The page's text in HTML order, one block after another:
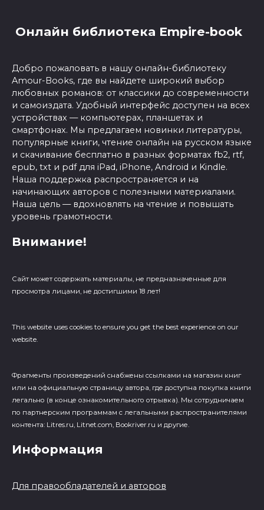
Онлайн библиотека Empire-book
Добро пожаловать в нашу онлайн-библиотеку
Amour-Books, где вы найдете широкий выбор
любовных романов: от классики до современности
и самоиздата. Удобный интерфейс доступен на всех
устройствах — компьютерах, планшетах и
смартфонах. Мы предлагаем новинки литературы,
популярные книги, чтение онлайн на русском языке
и скачивание бесплатно в разных форматах fb2, rtf,
epub, txt и pdf для iPad, iPhone, Android и Kindle.
Наша поддержка распространяется и на
начинающих авторов с полезными материалами.
Наша цель — вдохновлять на чтение и повышать
уровень грамотности.
Внимание!
Сайт может содержать материалы, не предназначенные для
просмотра лицами, не достигшими 18 лет!
This website uses cookies to ensure you get the best experience on our
website.
Фрагменты произведений cнабжены ссылками на магазин книг
или на официальную страницу автора, где доступна покупка книги
легально (в конце ознакомительного отрывка). Мы сотрудничаем
по партнерским программам с легальными распространителями
контента: Litres.ru, Litnet.com, Bookriver.ru и другие.
Информация
Для правообладателей и авторов